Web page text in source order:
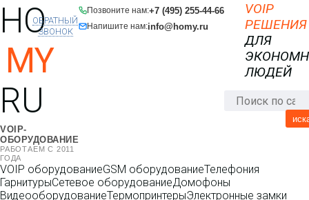
HO
MY
RU
VOIP-
ОБОРУДОВАНИЕ
РАБОТАЕМ С 2011
ГОДА
Позвоните нам:+7 (495) 255-44-66
Напишите нам:info@homy.ru
ОБРАТНЫЙ
ЗВОНОК
VOIP
РЕШЕНИЯ
ДЛЯ
ЛЮДЕЙ
VOIP оборудованиеGSM оборудованиеТелефония
ГарнитурыСетевое оборудованиеДомофоны
ВидеооборудованиеТермопринтерыЭлектронные замки